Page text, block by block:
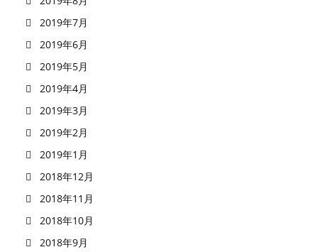
2019年7月
2019年6月
2019年5月
2019年4月
2019年3月
2019年2月
2019年1月
2018年12月
2018年11月
2018年10月
2018年9月